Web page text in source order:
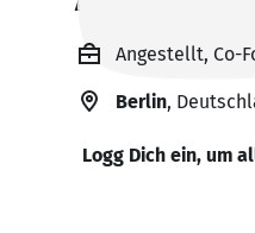
Angestellt, Co-
Berlin,
Logg Dich ein, um